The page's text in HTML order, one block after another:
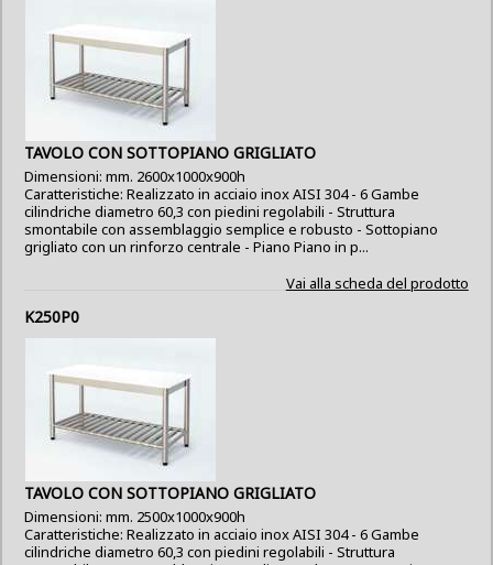
TAVOLO CON SOTTOPIANO GRIGLIATO
Dimensioni: mm. 2600x1000x900h
Caratteristiche: Realizzato in acciaio inox AISI 304 - 6 Gambe
cilindriche diametro 60,3 con piedini regolabili - Struttura
smontabile con assemblaggio semplice e robusto - Sottopiano
grigliato con un rinforzo centrale - Piano Piano in p...
Vai alla scheda del prodotto
K250P0
TAVOLO CON SOTTOPIANO GRIGLIATO
Dimensioni: mm. 2500x1000x900h
Caratteristiche: Realizzato in acciaio inox AISI 304 - 6 Gambe
cilindriche diametro 60,3 con piedini regolabili - Struttura